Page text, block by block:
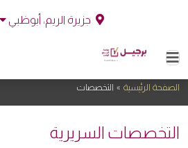
جزيرة الريم، أبوظبي
التخصصات
الصفحة الرئيسية » التخصصات
التخصصات السريرية